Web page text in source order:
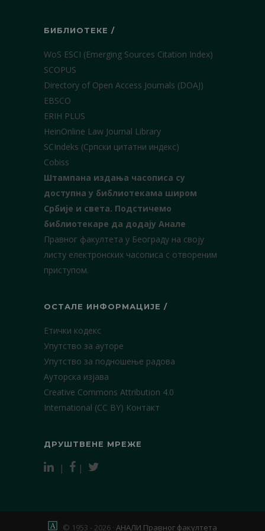
БИБЛИОТЕКЕ /
WoS ESCI (Emerging Sources Citation Index)
SCOPUS
Directory of Open Access Journals (DOAJ)
EBSCO
ERIH PLUS
HeinOnline Law Journal Library
SCIndeks (Српски цитатни индекс)
Cobiss
Штампана издања часописа су
доступна у библиотекама широм
Србије и света. Подстичемо
библиотекаре да додају Анале
Правног факултета у Београду на своју
листу електронских часописа с отвореним
приступом.
ОСТАЛЕ ИНФОРМАЦИЈЕ /
Етички кодекс
Упутство за ауторе
Упутство за подношење радова
Ауторска изјава
Creative Commons Attribution 4.0
International (CC BY) Контакт
ДРУШТВЕНЕ МРЕЖЕ
| |
© 1953 - 2026 · АНАЛИ Правног факултета